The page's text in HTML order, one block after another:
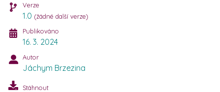
Verze
1.0 (žádné další verze)
Publikováno
16. 3. 2024
Autor
Jáchym Brzezina
Stáhnout